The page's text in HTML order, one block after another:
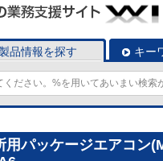
品情報を探す キー
用パッケージエアコン